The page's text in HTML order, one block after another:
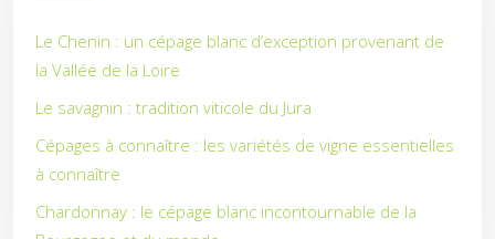
Le Chenin : un cépage blanc d’exception provenant de
la Vallée de la Loire
Le savagnin : tradition viticole du Jura
Cépages à connaître : les variétés de vigne essentielles
à connaître
Chardonnay : le cépage blanc incontournable de la